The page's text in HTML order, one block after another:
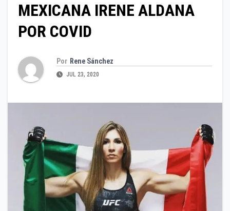
MEXICANA IRENE ALDANA
POR COVID
Por Rene Sánchez
JUL 23, 2020